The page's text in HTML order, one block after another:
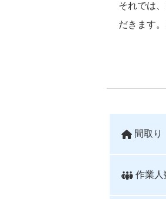
それでは
だきます
間取り
作業人